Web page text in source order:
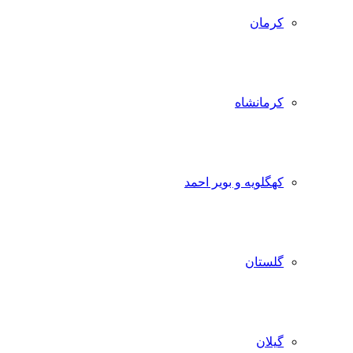
کرمان
کرمانشاه
کهگلویه و بویر احمد
گلستان
گیلان